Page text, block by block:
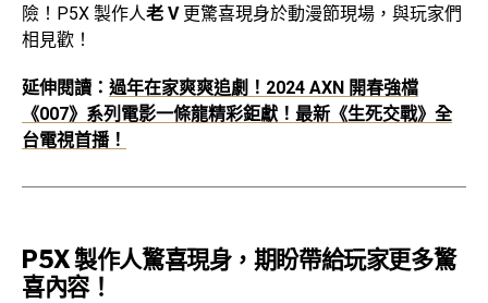
險！P5X 製作人老 V 更驚喜現身於動漫節現場，與玩家們
相見歡！
延伸閱讀： 過年在家爽爽追劇！2024 AXN 開春強檔
《007》系列電影一條龍精彩鉅獻！最新《生死交戰》全
台電視首播！
P5X 製作人驚喜現身，期盼帶給玩家更多驚
喜內容！